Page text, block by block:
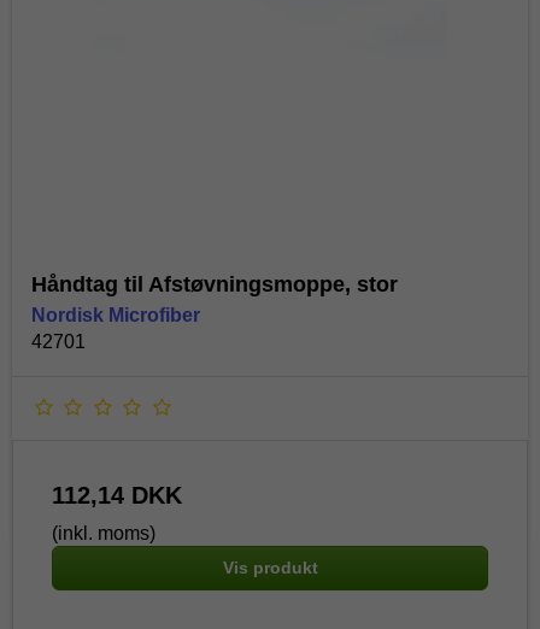
Håndtag til Afstøvningsmoppe, stor
Nordisk Microfiber
42701
112,14 DKK
(inkl. moms)
Vis produkt